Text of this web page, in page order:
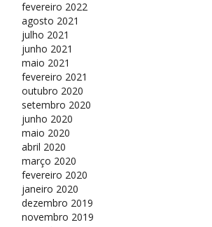
fevereiro 2022
agosto 2021
julho 2021
junho 2021
maio 2021
fevereiro 2021
outubro 2020
setembro 2020
junho 2020
maio 2020
abril 2020
março 2020
fevereiro 2020
janeiro 2020
dezembro 2019
novembro 2019